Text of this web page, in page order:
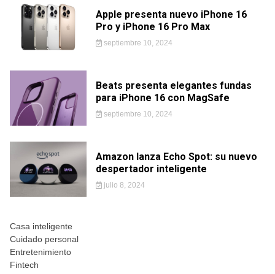
Apple presenta nuevo iPhone 16
Pro y iPhone 16 Pro Max
septiembre 10, 2024
Beats presenta elegantes fundas
para iPhone 16 con MagSafe
septiembre 10, 2024
Amazon lanza Echo Spot: su nuevo
despertador inteligente
julio 8, 2024
Casa inteligente
Cuidado personal
Entretenimiento
Fintech